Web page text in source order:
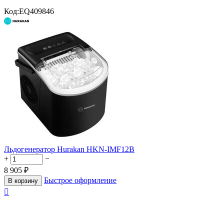
Код:EQ409846
Льдогенератор Hurakan HKN-IMF12B
+
−
8 905 ₽
В корзину
Быстрое оформление
